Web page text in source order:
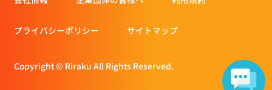
プライバシーポリシー サイトマップ
Copyright © Riraku All Rights Reserved.